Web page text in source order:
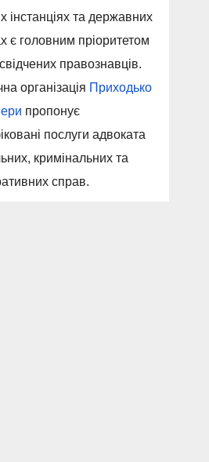
інстанціях та державних
є головним пріоритетом
правознавців.
організація Приходько
пропонує
послуги адвоката
кримінальних та
справ.